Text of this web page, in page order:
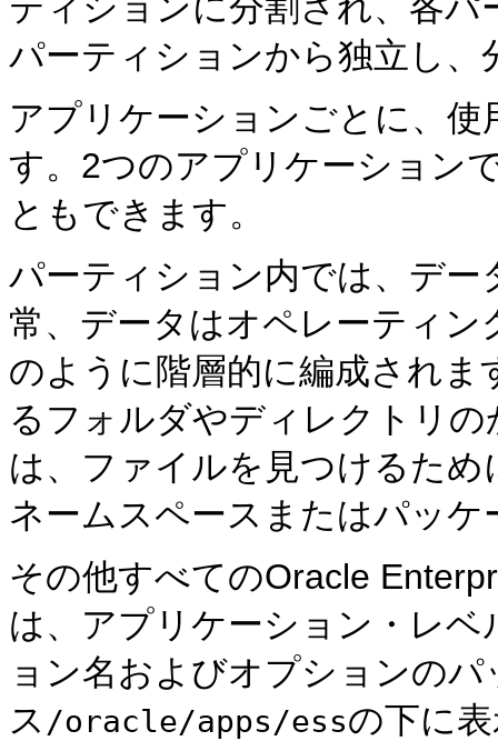
ティションに分割され、各
パーティションから独立し、
アプリケーションごとに、
す。2つのアプリケーション
ともできます。
パーティション内では、デ
常、データはオペレーティ
のように階層的に編成され
るフォルダやディレクトリ
は、ファイルを見つけるた
ネームスペースまたはパッ
その他すべてのOracle
は、アプリケーション・レ
ョン名およびオプションの
ス /oracle/apps/essの下に